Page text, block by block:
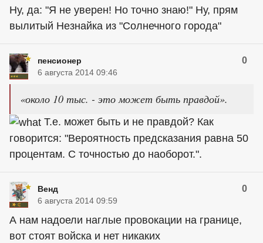
Ну, да: "Я не уверен! Но точно знаю!" Ну, прям
вылитый Незнайка из "Солнечного города"
пенсионер 0
6 августа 2014 09:46
«около 10 тыс. - это может быть правдой».
Т.е. может быть и не правдой? Как
говорится: "Вероятность предсказания равна 50
процентам. С точностью до наоборот.".
Венд 0
6 августа 2014 09:59
А нам надоели наглые провокации на границе,
вот стоят войска и нет никаких